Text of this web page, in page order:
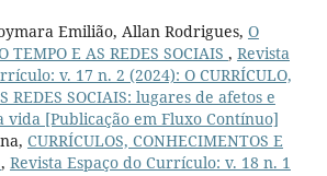
Emilião, Allan Rodrigues, O
TEMPO E AS REDES SOCIAIS , Revista
v. 17 n. 2 (2024): O CURRÍCULO,
REDES SOCIAIS: lugares de afetos e
vida [Publicação em Fluxo Contínuo]
CURRÍCULOS, CONHECIMENTOS E
, Revista Espaço do Currículo: v. 18 n. 1